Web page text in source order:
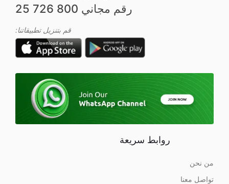
رقم مجاني 800 726 25
قم بتنزيل تطبيقاتنا:
روابط سريعة
من نحن
تواصل معنا